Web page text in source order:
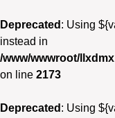
Deprecated : Using
instead in
/www/wwwroot/
on line 2173
Deprecated : Using